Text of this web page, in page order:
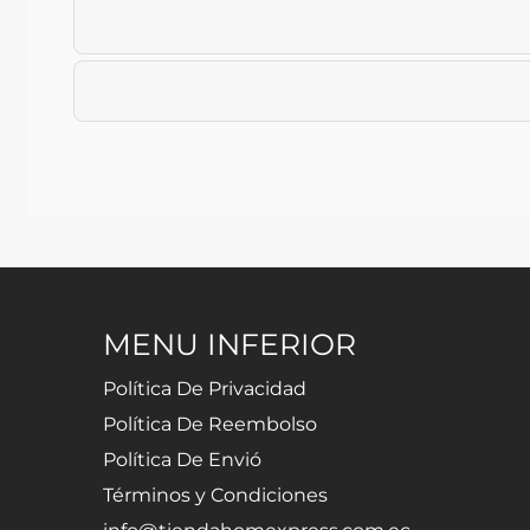
MENU INFERIOR
Política De Privacidad
Política De Reembolso
Política De Envió
Términos y Condiciones